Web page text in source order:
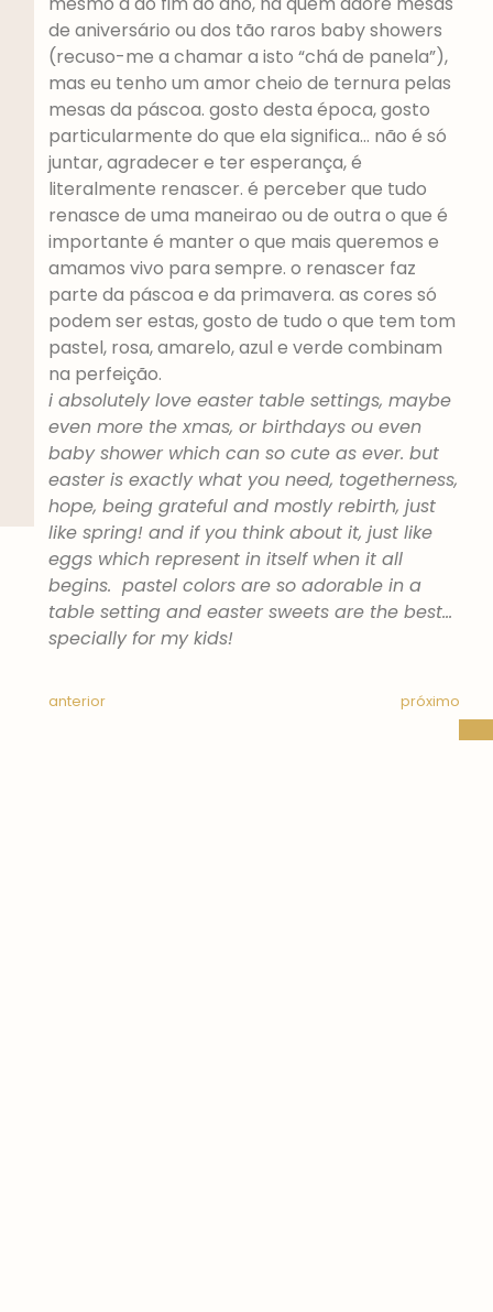
de aniversário ou dos tão raros baby showers
(recuso-me a chamar a isto “chá de panela”),
mas eu tenho um amor cheio de ternura pelas
mesas da páscoa. gosto desta época, gosto
particularmente do que ela significa… não é só
juntar, agradecer e ter esperança, é
literalmente renascer. é perceber que tudo
renasce de uma maneirao ou de outra o que é
importante é manter o que mais queremos e
amamos vivo para sempre. o renascer faz
parte da páscoa e da primavera. as cores só
podem ser estas, gosto de tudo o que tem tom
pastel, rosa, amarelo, azul e verde combinam
na perfeição.
i absolutely love easter table settings, maybe
even more the xmas, or birthdays ou even
baby shower which can so cute as ever. but
easter is exactly what you need, togetherness,
hope, being grateful and mostly rebirth, just
like spring! and if you think about it, just like
eggs which represent in itself when it all
begins. pastel colors are so adorable in a
table setting and easter sweets are the best…
specially for my kids!
anterior próximo